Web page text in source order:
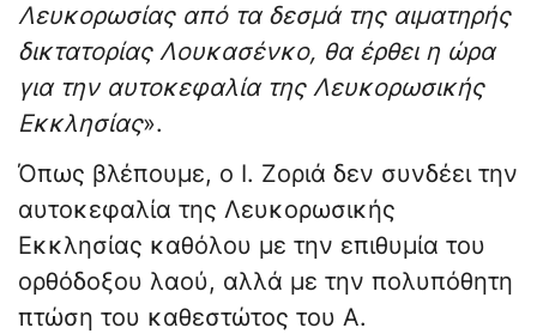
Λευκορωσίας από τα δεσμά της αιματηρής
δικτατορίας Λουκασένκο, θα έρθει η ώρα
για την αυτοκεφαλία της Λευκορωσικής
Εκκλησίας».
Όπως βλέπουμε, ο Ι. Ζοριά δεν συνδέει την
αυτοκεφαλία της Λευκορωσικής
Εκκλησίας καθόλου με την επιθυμία του
ορθόδοξου λαού, αλλά με την πολυπόθητη
πτώση του καθεστώτος του Α.